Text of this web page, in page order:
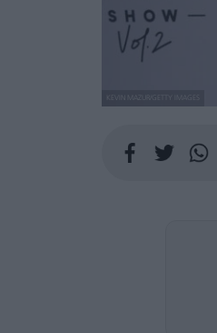
KEVIN MAZUR/GETTY IMAGES